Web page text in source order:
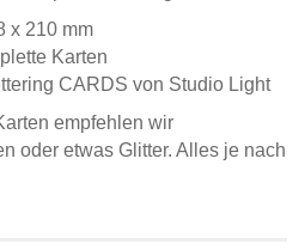
x 210 mm
Karten
CARDS von Studio Light
empfehlen wir
oder etwas Glitter. Alles je nach